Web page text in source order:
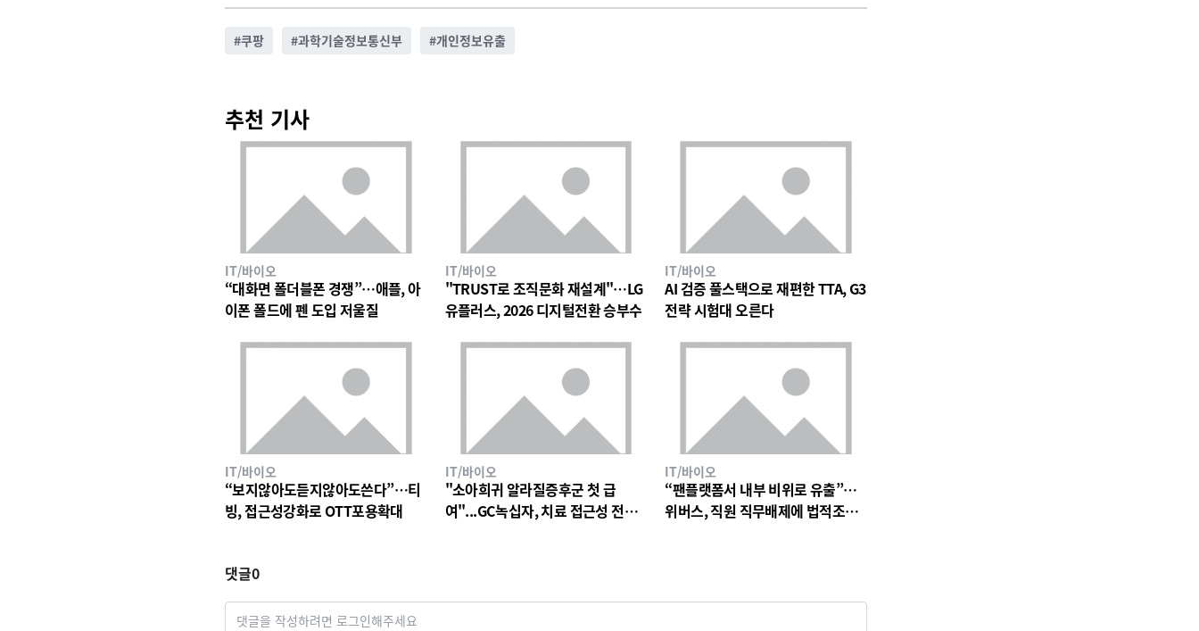
#쿠팡 #과학기술정보통신부 #개인정보유출
추천 기사
IT/바이오
“대화면 폴더블폰 경쟁”…애플, 아
이폰 폴드에 펜 도입 저울질
IT/바이오
"TRUST로 조직문화 재설계"…LG
유플러스, 2026 디지털전환 승부수
IT/바이오
AI 검증 풀스택으로 재편한 TTA, G3
전략 시험대 오른다
IT/바이오
“보지않아도듣지않아도쓴다”…티
빙, 접근성강화로 OTT포용확대
IT/바이오
"소아희귀 알라질증후군 첫 급
여"...GC녹십자, 치료 접근성 전환
IT/바이오
“팬플랫폼서 내부 비위로 유출”…
위버스, 직원 직무배제에 법적조치
댓글0
댓글을 작성하려면 로그인해주세요